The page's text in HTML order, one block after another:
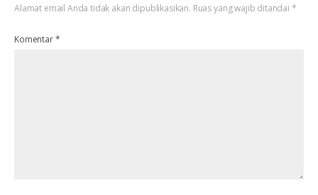
Alamat email Anda tidak akan dipublikasikan. Ruas yang wajib ditandai *
Komentar*